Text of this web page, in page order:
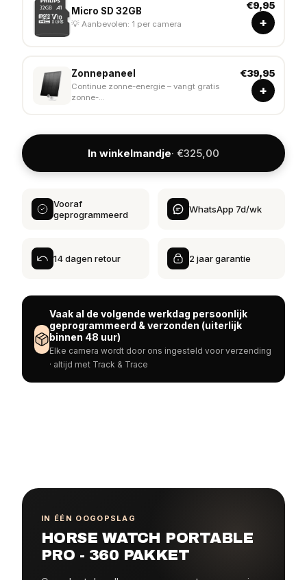
Micro SD 32GB
💡 Aanbevolen: 1 per camera
€9,95
+
Zonnepaneel
Continue zonne-energie – vangt gratis
zonne-...
€39,95
+
In winkelmandje· €325,00
Vooraf
geprogrammeerd
WhatsApp 7d/wk
14 dagen retour 2 jaar garantie
Vaak al de volgende werkdag persoonlijk
geprogrammeerd & verzonden (uiterlijk
binnen 48 uur)
Elke camera wordt door ons ingesteld voor verzending
· altijd met Track & Trace
IN ÉÉN OOGOPSLAG
HORSE WATCH PORTABLE
PRO - 360 PAKKET